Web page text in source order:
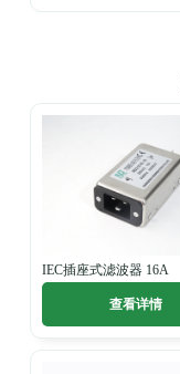
IEC插座式滤波器 16A
查看详情